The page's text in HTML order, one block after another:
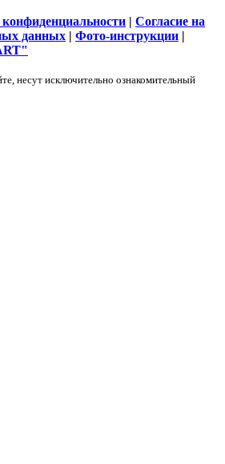
| Согласие на
данных | Фото-инструкции |
несут исключительно ознакомительный